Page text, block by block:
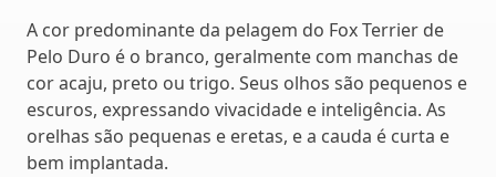
A cor predominante da pelagem do Fox Terrier de
Pelo Duro é o branco, geralmente com manchas de
cor acaju, preto ou trigo. Seus olhos são pequenos e
escuros, expressando vivacidade e inteligência. As
orelhas são pequenas e eretas, e a cauda é curta e
bem implantada.